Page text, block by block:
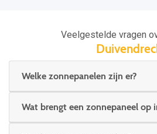
Veelgestelde vragen
Welke zonnepanelen zijn er?
Wat brengt een zonnepaneel op